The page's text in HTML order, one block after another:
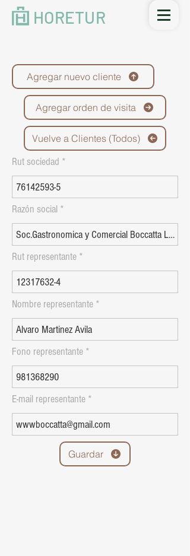
HORETUR
Agregar nuevo cliente
Agregar orden de visita
Vuelve a Clientes (Todos)
Rut sociedad
Razón social
Rut representante
Nombre representante
Fono representante
E-mail representante
Guardar